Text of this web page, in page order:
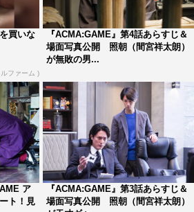
ン」所載）
口純一郎
：松本京子
直人、岩崎広樹、後藤庸介、大庭佑
勝（AX-ON）
俊輔、松田健斗 ほか
ンティア
クスオン
買いな
ファーム )
『ACMA:GAME』第4話あらすじ＆
場面写真公開 照朝（間宮祥太朗）
が無敗の男...
ア
ト！見
『ACMA:GAME』第3話あらすじ＆
場面写真公開 照朝（間宮祥太朗）